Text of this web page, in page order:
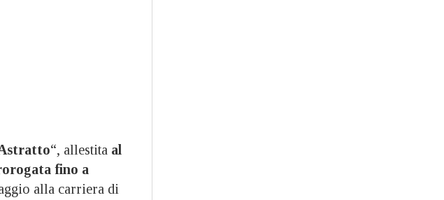
“, allestita al
fino a
alla carriera di